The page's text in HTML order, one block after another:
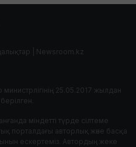
| Newsroom.kz
25.05.2017 жылдан
міндетті түрде сілтеме
порталдағы авторлық және басқа
ескертеміз. Автордың жеке